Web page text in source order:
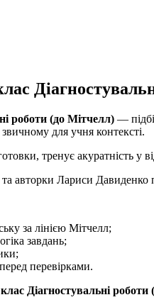
роботи (до Мітчелл) —
для учня контексті.
тренує акуратність у
авторки Лариси Давиденко
за лінією Мітчелл;
завдань;
перевірками.
Діагностувальні роботи